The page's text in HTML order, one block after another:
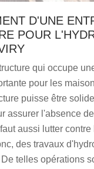
D'UNE
POUR
qui occupe
pour les
puisse être
assurer l'absence
aussi lutter
des travaux
telles opérations